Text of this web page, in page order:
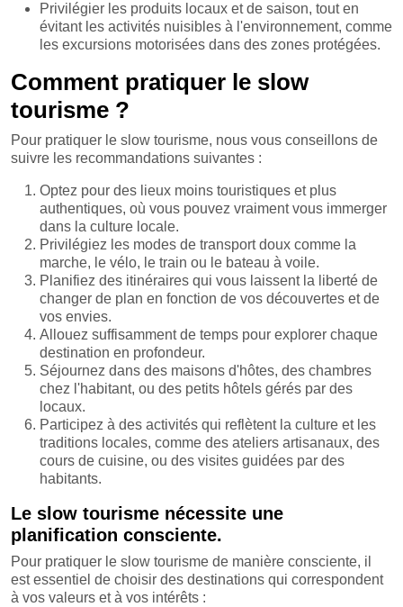
Privilégier les produits locaux et de saison, tout en
évitant les activités nuisibles à l'environnement, comme
les excursions motorisées dans des zones protégées.
Comment pratiquer le slow
tourisme ?
Pour pratiquer le slow tourisme, nous vous conseillons de
suivre les recommandations suivantes :
Optez pour des lieux moins touristiques et plus
authentiques, où vous pouvez vraiment vous immerger
dans la culture locale.
Privilégiez les modes de transport doux comme la
marche, le vélo, le train ou le bateau à voile.
Planifiez des itinéraires qui vous laissent la liberté de
changer de plan en fonction de vos découvertes et de
vos envies.
Allouez suffisamment de temps pour explorer chaque
destination en profondeur.
Séjournez dans des maisons d'hôtes, des chambres
chez l'habitant, ou des petits hôtels gérés par des
locaux.
Participez à des activités qui reflètent la culture et les
traditions locales, comme des ateliers artisanaux, des
cours de cuisine, ou des visites guidées par des
habitants.
Le slow tourisme nécessite une
planification consciente.
Pour pratiquer le slow tourisme de manière consciente, il
est essentiel de choisir des destinations qui correspondent
à vos valeurs et à vos intérêts :